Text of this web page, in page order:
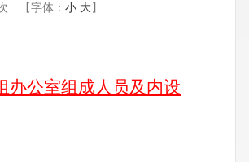
【字体： 小 大】
办公室组成人员及内设